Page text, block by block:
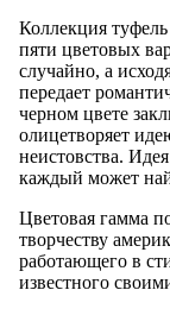
Коллекция
пяти цветовых
случайно, а
передает
черном цвете
олицетворяет
неистовства.
каждый может
Цветовая гамма
творчеству
работающего в
известного